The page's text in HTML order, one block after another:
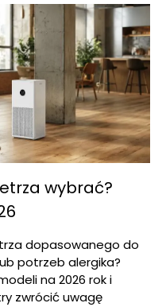
wybrać?
dopasowanego do
potrzeb alergika?
na 2026 rok i
zwrócić uwagę